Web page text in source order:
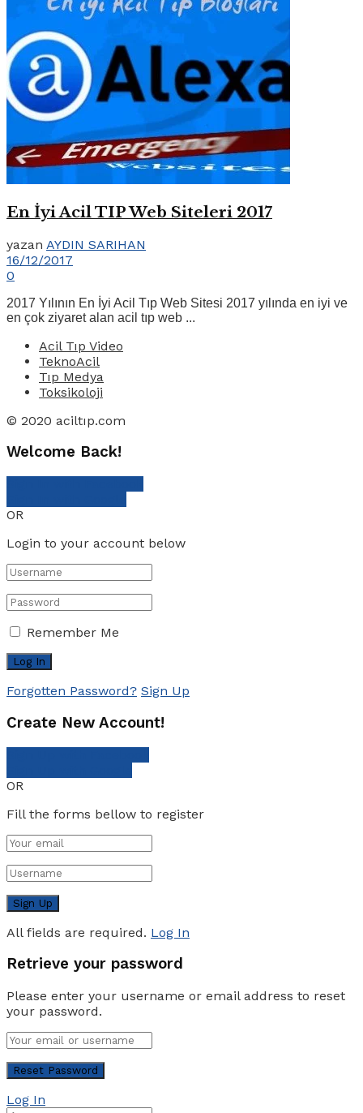
En İyi Acil TIP Web Siteleri 2017
yazan AYDIN SARIHAN
16/12/2017
0
2017 Yılının En İyi Acil Tıp Web Sitesi 2017 yılında en iyi ve
en çok ziyaret alan acil tıp web ...
Acil Tıp Video
TeknoAcil
Tıp Medya
Toksikoloji
© 2020 aciltıp.com
Welcome Back!
OR
Login to your account below
Remember Me
Forgotten Password? Sign Up
Create New Account!
OR
Fill the forms bellow to register
All fields are required. Log In
Retrieve your password
Please enter your username or email address to reset
your password.
Log In